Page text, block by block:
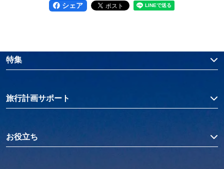
シェア
特集
旅行計画サポート
お役立ち